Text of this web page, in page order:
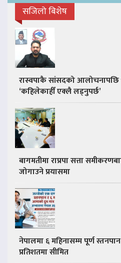
सजिलो बिशेष
रास्वपाकै सांसदको आलोचनापछि
‘कहिलेकाहीँ एक्लै लड्नुपर्छ’
बागमतीमा राप्रपा सत्ता
जोगाउने प्रयासमा
नेपालमा ६ महिनासम्म पूर्ण
प्रतिशतमा सीमित